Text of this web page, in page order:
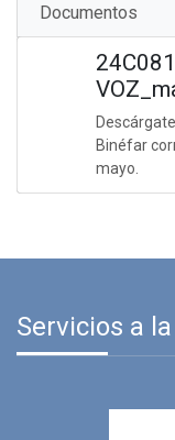
Documentos
Binéfar
mayo.
Servicios a